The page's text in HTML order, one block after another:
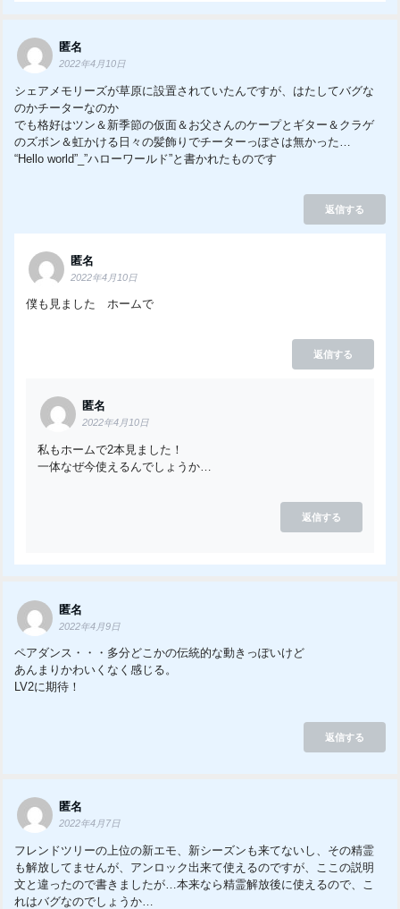
匿名
2022年4月10日
シェアメモリーズが草原に設置されていたんですが、はたしてバグな
のかチーターなのか
でも格好はツン＆新季節の仮面＆お父さんのケープとギター＆クラゲ
のズボン＆虹かける日々の髪飾りでチーターっぽさは無かった…
“Hello world”_”ハローワールド”と書かれたものです
返信する
匿名
2022年4月10日
僕も見ました ホームで
返信する
匿名
2022年4月10日
私もホームで2本見ました！
一体なぜ今使えるんでしょうか…
返信する
匿名
2022年4月9日
ペアダンス・・・多分どこかの伝統的な動きっぽいけど
あんまりかわいくなく感じる。
LV2に期待！
返信する
匿名
2022年4月7日
フレンドツリーの上位の新エモ、新シーズンも来てないし、その精霊
も解放してませんが、アンロック出来て使えるのですが、ここの説明
文と違ったので書きましたが…本来なら精霊解放後に使えるので、こ
れはバグなのでしょうか…